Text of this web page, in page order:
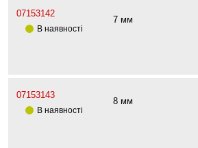
07153142
В наявності
7 мм
07153143
В наявності
8 мм